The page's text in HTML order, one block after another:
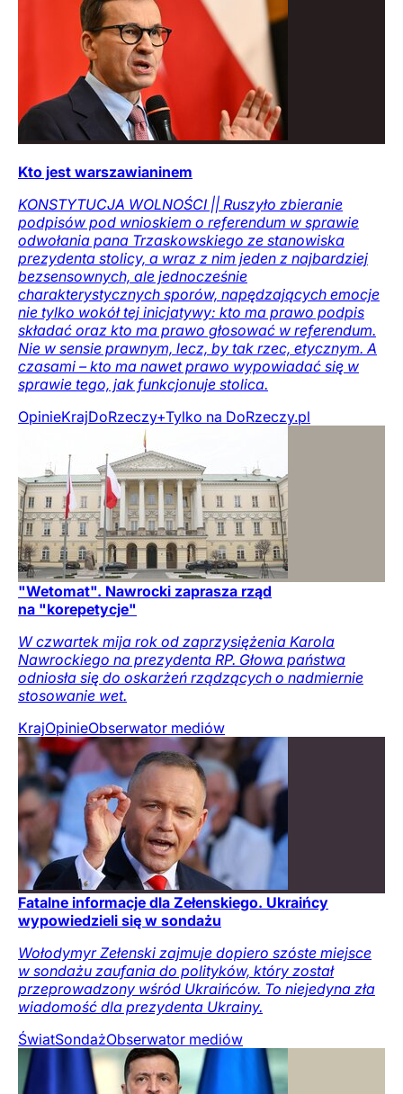
Kto jest warszawianinem
KONSTYTUCJA WOLNOŚCI || Ruszyło zbieranie
podpisów pod wnioskiem o referendum w sprawie
odwołania pana Trzaskowskiego ze stanowiska
prezydenta stolicy, a wraz z nim jeden z najbardziej
bezsensownych, ale jednocześnie
charakterystycznych sporów, napędzających emocje
nie tylko wokół tej inicjatywy: kto ma prawo podpis
składać oraz kto ma prawo głosować w referendum.
Nie w sensie prawnym, lecz, by tak rzec, etycznym. A
czasami – kto ma nawet prawo wypowiadać się w
sprawie tego, jak funkcjonuje stolica.
OpinieKrajDoRzeczy+Tylko na DoRzeczy.pl
"Wetomat". Nawrocki zaprasza rząd
na "korepetycje"
W czwartek mija rok od zaprzysiężenia Karola
Nawrockiego na prezydenta RP. Głowa państwa
odniosła się do oskarżeń rządzących o nadmiernie
stosowanie wet.
KrajOpinieObserwator mediów
Fatalne informacje dla Zełenskiego. Ukraińcy
wypowiedzieli się w sondażu
Wołodymyr Zełenski zajmuje dopiero szóste miejsce
w sondażu zaufania do polityków, który został
przeprowadzony wśród Ukraińców. To niejedyna zła
wiadomość dla prezydenta Ukrainy.
ŚwiatSondażObserwator mediów